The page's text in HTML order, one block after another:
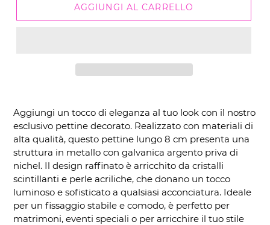
AGGIUNGI AL CARRELLO
del
prodotto
nel
carrello
Aggiungi un tocco di eleganza al tuo look con il nostro
esclusivo pettine decorato. Realizzato con materiali di
alta qualità, questo pettine lungo 8 cm presenta una
struttura in metallo con galvanica argento priva di
nichel. Il design raffinato è arricchito da cristalli
scintillanti e perle acriliche, che donano un tocco
luminoso e sofisticato a qualsiasi acconciatura. Ideale
per un fissaggio stabile e comodo, è perfetto per
matrimoni, eventi speciali o per arricchire il tuo stile